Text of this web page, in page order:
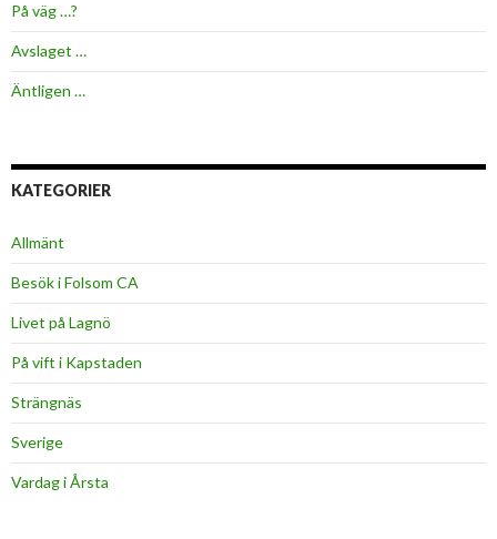
På väg …?
Avslaget …
Äntligen …
KATEGORIER
Allmänt
Besök i Folsom CA
Livet på Lagnö
På vift i Kapstaden
Strängnäs
Sverige
Vardag i Årsta